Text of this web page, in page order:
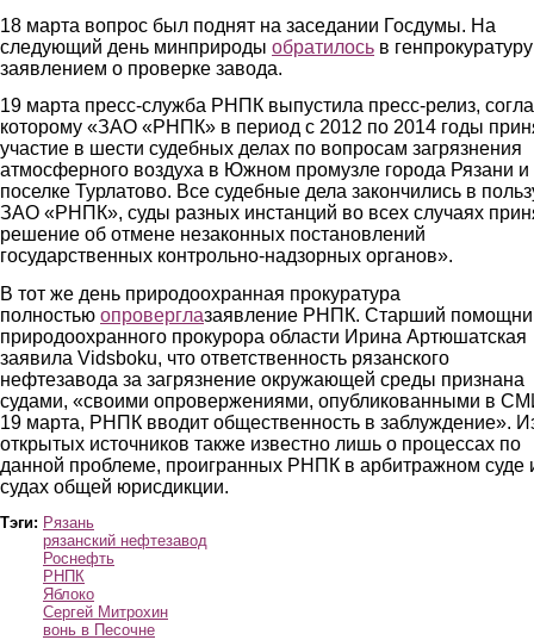
18 марта вопрос был поднят на заседании Госдумы. На
следующий день минприроды обратилось в
заявлением о проверке завода.
19 марта пресс-служба РНПК выпустила пресс-релиз,
которому «ЗАО «РНПК» в период с 2012 по 2014 годы
участие в шести судебных делах по вопросам загрязнения
атмосферного воздуха в Южном промузле города Рязани и
поселке Турлатово. Все судебные дела закончились в
ЗАО «РНПК», суды разных инстанций во всех случаях
решение об отмене незаконных постановлений
государственных контрольно-надзорных органов».
В тот же день природоохранная прокуратура
полностью опроверглазаявление РНПК. Старший
природоохранного прокурора области Ирина Артюшатская
заявила Vidsboku, что ответственность рязанского
нефтезавода за загрязнение окружающей среды признана
судами, «своими опровержениями, опубликованными в
19 марта, РНПК вводит общественность в заблуждение».
открытых источников также известно лишь о процессах по
данной проблеме, проигранных РНПК в арбитражном суде
судах общей юрисдикции.
Тэги: Рязань
рязанский нефтезавод
Роснефть
РНПК
Яблоко
Сергей Митрохин
вонь в Песочне